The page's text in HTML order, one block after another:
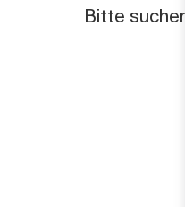
Bitte suchen